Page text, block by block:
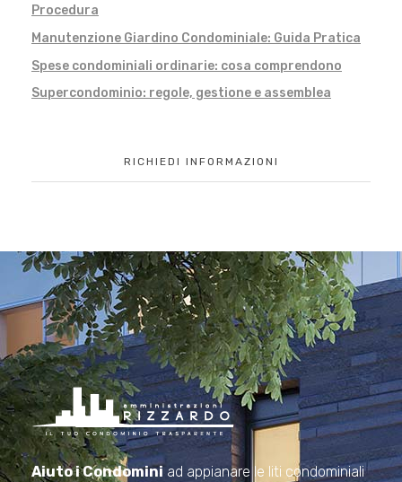
Procedura
Manutenzione Giardino Condominiale: Guida Pratica
Spese condominiali ordinarie: cosa comprendono
Supercondominio: regole, gestione e assemblea
RICHIEDI INFORMAZIONI
Amministrazioni Rizzardo
Il tuo condominio trasparente
Aiuto i Condominiad appianare le liti condominiali